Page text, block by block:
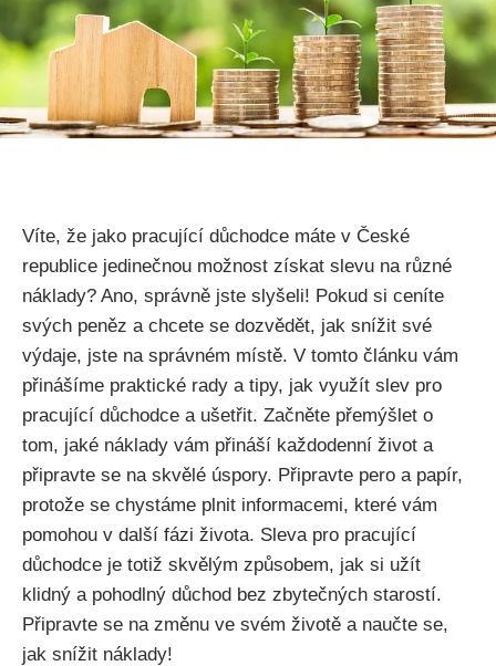
Víte, že jako pracující důchodce máte v České
republice jedinečnou možnost získat slevu na různé
náklady? Ano, správně jste slyšeli! Pokud si ceníte
svých peněz a chcete se dozvědět, jak snížit své
výdaje, jste na správném místě. V tomto článku vám
přinášíme praktické rady a tipy, jak využít slev pro
pracující důchodce a ušetřit. Začněte přemýšlet o
tom, jaké náklady vám přináší každodenní život a
připravte se na skvělé úspory. Připravte pero a papír,
protože se chystáme plnit informacemi, které vám
pomohou v další fázi života. Sleva pro pracující
důchodce je totiž skvělým způsobem, jak si užít
klidný a pohodlný důchod bez zbytečných starostí.
Připravte se na změnu ve svém životě a naučte se,
jak snížit náklady!